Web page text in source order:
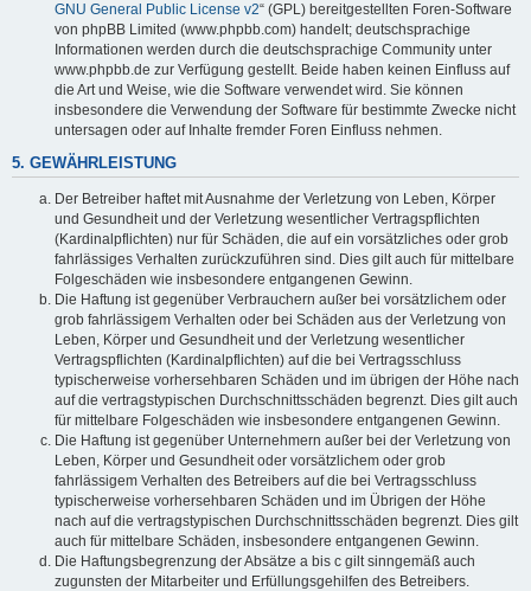
GNU General Public License v2“ (GPL) bereitgestellten Foren-Software
von phpBB Limited (www.phpbb.com) handelt; deutschsprachige
Informationen werden durch die deutschsprachige Community unter
www.phpbb.de zur Verfügung gestellt. Beide haben keinen Einfluss auf
die Art und Weise, wie die Software verwendet wird. Sie können
insbesondere die Verwendung der Software für bestimmte Zwecke nicht
untersagen oder auf Inhalte fremder Foren Einfluss nehmen.
5. GEWÄHRLEISTUNG
Der Betreiber haftet mit Ausnahme der Verletzung von Leben, Körper
und Gesundheit und der Verletzung wesentlicher Vertragspflichten
(Kardinalpflichten) nur für Schäden, die auf ein vorsätzliches oder grob
fahrlässiges Verhalten zurückzuführen sind. Dies gilt auch für mittelbare
Folgeschäden wie insbesondere entgangenen Gewinn.
Die Haftung ist gegenüber Verbrauchern außer bei vorsätzlichem oder
grob fahrlässigem Verhalten oder bei Schäden aus der Verletzung von
Leben, Körper und Gesundheit und der Verletzung wesentlicher
Vertragspflichten (Kardinalpflichten) auf die bei Vertragsschluss
typischerweise vorhersehbaren Schäden und im übrigen der Höhe nach
auf die vertragstypischen Durchschnittsschäden begrenzt. Dies gilt auch
für mittelbare Folgeschäden wie insbesondere entgangenen Gewinn.
Die Haftung ist gegenüber Unternehmern außer bei der Verletzung von
Leben, Körper und Gesundheit oder vorsätzlichem oder grob
fahrlässigem Verhalten des Betreibers auf die bei Vertragsschluss
typischerweise vorhersehbaren Schäden und im Übrigen der Höhe
nach auf die vertragstypischen Durchschnittsschäden begrenzt. Dies gilt
auch für mittelbare Schäden, insbesondere entgangenen Gewinn.
Die Haftungsbegrenzung der Absätze a bis c gilt sinngemäß auch
zugunsten der Mitarbeiter und Erfüllungsgehilfen des Betreibers.